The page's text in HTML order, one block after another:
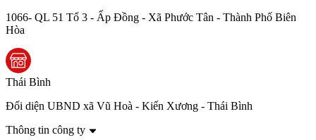
1066- QL 51 Tổ 3 - Ấp Đồng - Xã Phước Tân - Thành Phố Biên
Hòa
Thái Bình
Đối diện UBND xã Vũ Hoà - Kiến Xương - Thái Bình
Thông tin công ty